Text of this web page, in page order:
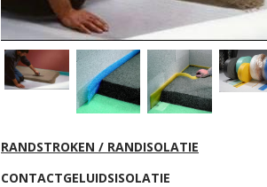
RANDSTROKEN / RANDISOLATIE
CONTACTGELUIDSISOLATIE